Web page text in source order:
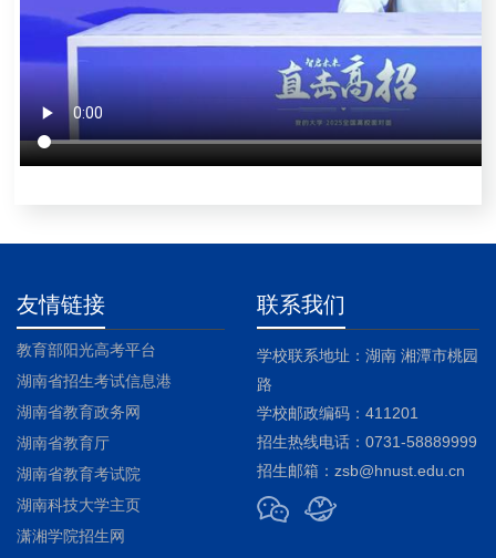
友情链接
教育部阳光高考平台
湖南省招生考试信息港
湖南省教育政务网
湖南省教育厅
湖南省教育考试院
湖南科技大学主页
潇湘学院招生网
联系我们
学校联系地址：湖南 湘潭市桃园
路
学校邮政编码：411201
招生热线电话：0731-58889999
招生邮箱：zsb@hnust.edu.cn